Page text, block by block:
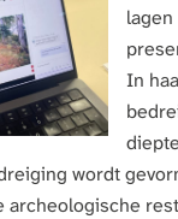
In
wordt
archeologische